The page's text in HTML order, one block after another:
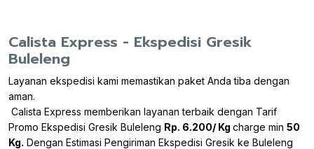
Calista Express - Ekspedisi Gresik
Buleleng
Layanan ekspedisi kami memastikan paket Anda tiba dengan
aman.
Calista Express memberikan layanan terbaik dengan Tarif
Promo Ekspedisi Gresik Buleleng Rp. 6.200/ Kg charge min 50
Kg. Dengan Estimasi Pengiriman Ekspedisi Gresik ke Buleleng